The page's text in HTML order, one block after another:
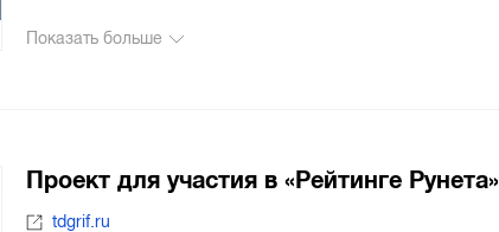
Показать больше
Проект для участия в «Рейтинге Рунета»
tdgrif.ru